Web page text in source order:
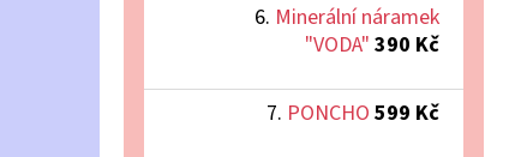
Minerální náramek
"VODA" 390 Kč
PONCHO 599 Kč